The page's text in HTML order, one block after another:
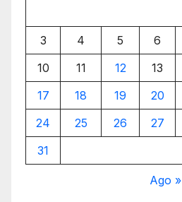
3
4 5 6
10
11 12 13
17
18 19 20
24
25 26 27
31
Ago »